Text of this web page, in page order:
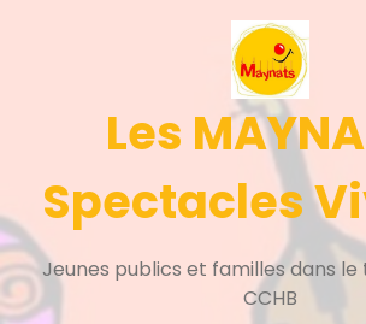
Les
Spectacles
Jeunes publics et familles dans
CCHB